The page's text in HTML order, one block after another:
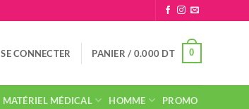
SE CONNECTER PANIER / 0.000 DT 0
MATÉRIEL MÉDICAL HOMME PROMO